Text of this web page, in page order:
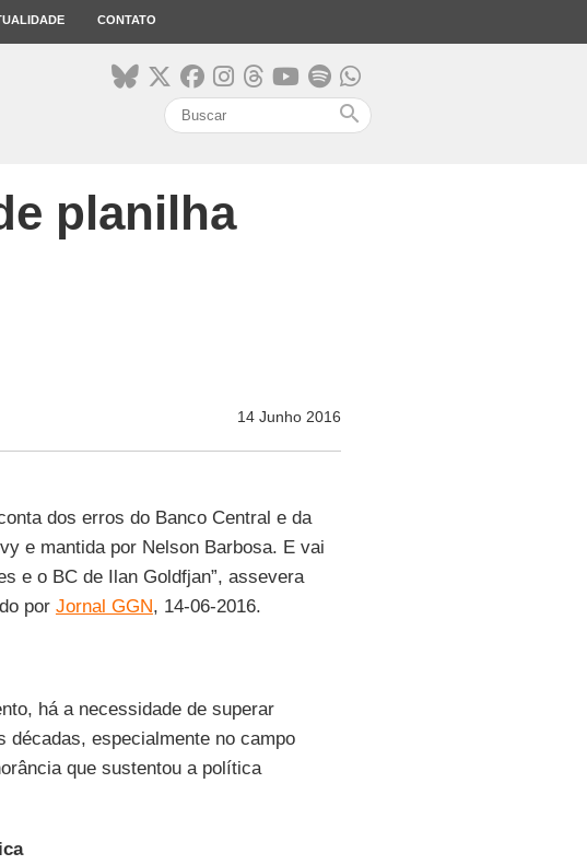
CONTATO
search
planilha
14 Junho 2016
dos erros do Banco Central e da
e mantida por Nelson Barbosa. E vai
e o BC de Ilan Goldfjan”, assevera
por Jornal GGN, 14-06-2016.
há a necessidade de superar
especialmente no campo
que sustentou a política